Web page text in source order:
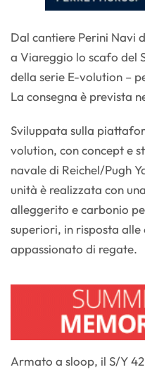
Dal cantiere Perini Navi
a Viareggio lo scafo del
della serie E-volution –
La consegna è prevista
Sviluppata sulla
volution, con concept e
navale di Reichel/Pugh
unità è realizzata con
alleggerito e carbonio
superiori, in risposta alle
appassionato di regate.
Armato a sloop, il S/Y